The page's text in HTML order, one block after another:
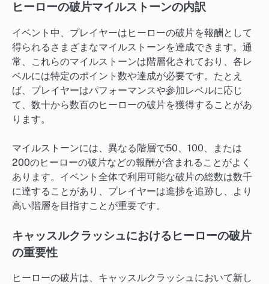
ヒーローの破片マイルストーンの内訳
イベント中、プレイヤーはヒーローの破片を報酬として
得られるさまざまなマイルストーンを達成できます。通
常、これらのマイルストーンは階層化されており、各レ
ベルには特定のポイント数や達成が必要です。たとえ
ば、プレイヤーはパフォーマンスや参加レベルに応じ
て、数十から数百のヒーローの破片を獲得することがあ
ります。
マイルストーンには、異なる階層で50、100、または
200のヒーローの破片などの報酬が含まれることがよく
あります。イベント全体で利用可能な破片の総数は数千
に達することがあり、プレイヤーは進捗を追跡し、より
高い階層を目指すことが重要です。
キャッスルクラッシュにおけるヒーローの破片
の重要性
ヒーローの破片は、キャッスルクラッシュにおいて新し